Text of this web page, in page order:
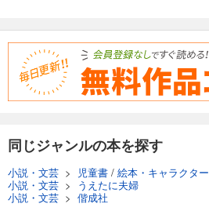
同じジャンルの本を探す
小説・文芸 > 児童書 / 絵本・キャラクター
小説・文芸 >
うえたに夫婦
小説・文芸 > 偕成社